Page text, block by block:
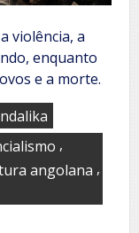
violência, a
enquanto
e a morte.
,
angolana ,